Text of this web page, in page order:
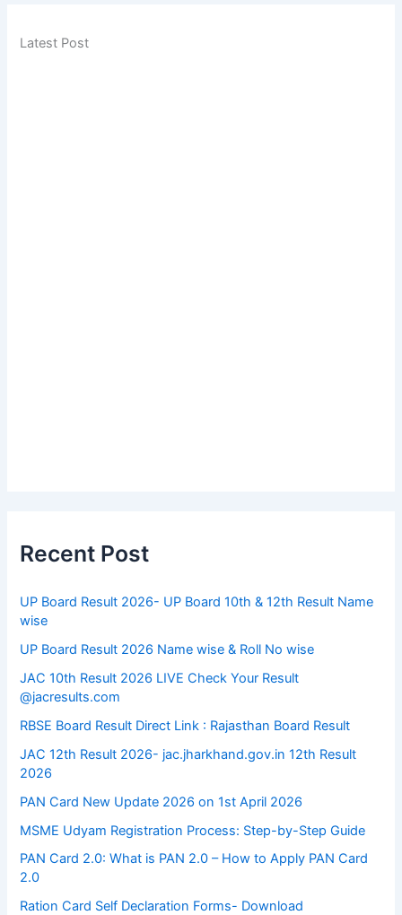
Latest Post
Recent Post
UP Board Result 2026- UP Board 10th & 12th Result Name
wise
UP Board Result 2026 Name wise & Roll No wise
JAC 10th Result 2026 LIVE Check Your Result
@jacresults.com
RBSE Board Result Direct Link : ​Rajasthan Board Result
JAC 12th Result 2026- jac.jharkhand.gov.in 12th Result
2026
PAN Card New Update 2026 on 1st April 2026
MSME Udyam Registration Process: Step-by-Step Guide
PAN Card 2.0: What is PAN 2.0 – How to Apply PAN Card
2.0
Ration Card Self Declaration Forms- Download